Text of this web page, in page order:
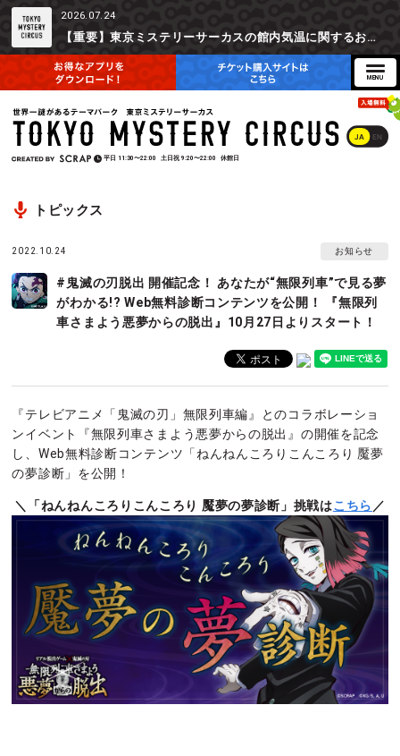
2026.07.24
【重要】東京ミステリーサーカスの館内気温に関するお詫びとご参加辞退時の返金対応について
JA EN
平日 11:30〜22:00 土日祝 9:20〜22:00 休館日
トピックス
2022.10.24 お知らせ
#鬼滅の刃脱出 開催記念！ あなたが“無限列車”で見る夢
がわかる!? Web無料診断コンテンツを公開！ 『無限列
車さまよう悪夢からの脱出』10月27日よりスタート！
『テレビアニメ「鬼滅の刃」無限列車編』とのコラボレーショ
ンイベント『無限列車さまよう悪夢からの脱出』の開催を記念
し、Web無料診断コンテンツ「ねんねんころりこんころり 魘夢
の夢診断」を公開！
＼「ねんねんころりこんころり 魘夢の夢診断」挑戦はこちら ／